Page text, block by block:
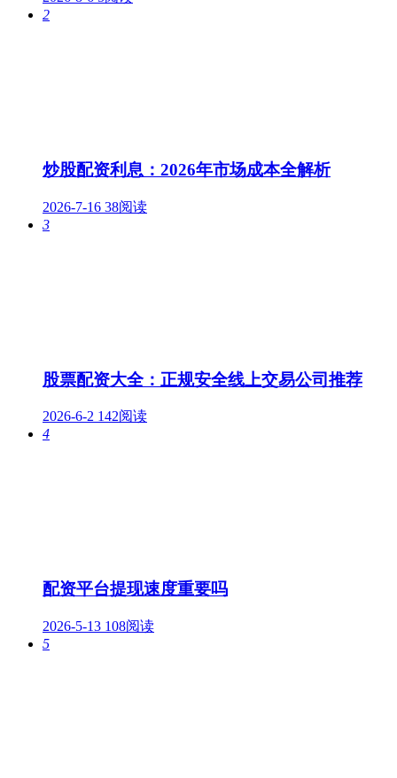
2
炒股配资利息：2026年市场成本全解析
2026-7-16 38阅读
3
股票配资大全：正规安全线上交易公司推荐
2026-6-2 142阅读
4
配资平台提现速度重要吗
2026-5-13 108阅读
5